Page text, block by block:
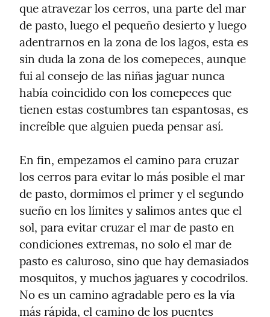
que atravezar los cerros, una parte del mar
de pasto, luego el pequeño desierto y luego
adentrarnos en la zona de los lagos, esta es
sin duda la zona de los comepeces, aunque
fui al consejo de las niñas jaguar nunca
había coincidido con los comepeces que
tienen estas costumbres tan espantosas, es
increíble que alguien pueda pensar así.
En fin, empezamos el camino para cruzar
los cerros para evitar lo más posible el mar
de pasto, dormimos el primer y el segundo
sueño en los límites y salimos antes que el
sol, para evitar cruzar el mar de pasto en
condiciones extremas, no solo el mar de
pasto es caluroso, sino que hay demasiados
mosquitos, y muchos jaguares y cocodrilos.
No es un camino agradable pero es la vía
más rápida, el camino de los puentes